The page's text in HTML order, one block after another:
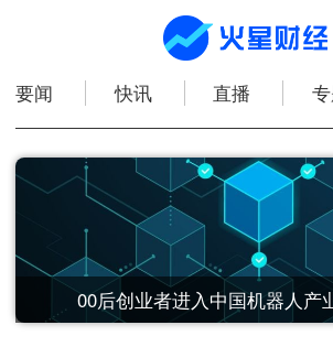
要闻 快讯 直播
00后创业者进入中国机器人产